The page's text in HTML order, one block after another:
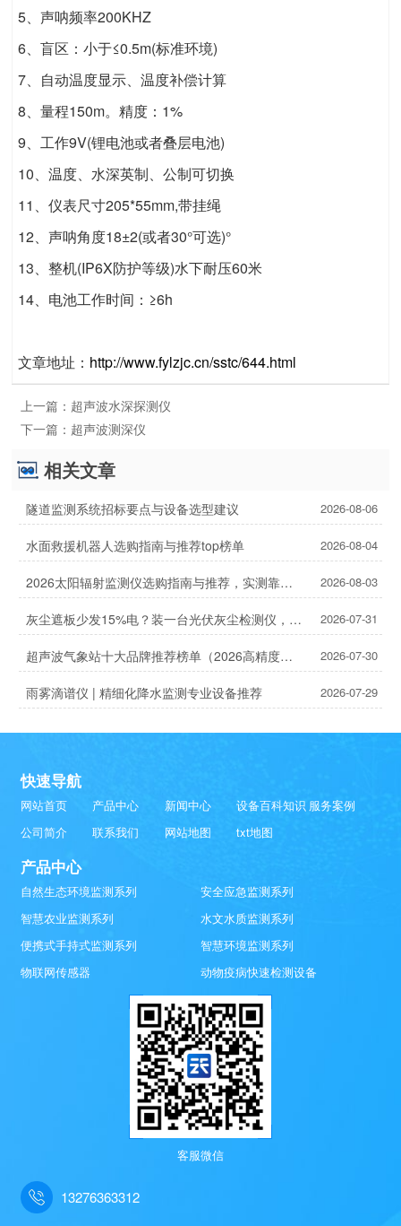
5、声呐频率200KHZ
6、盲区：小于≤0.5m(标准环境)
7、自动温度显示、温度补偿计算
8、量程150m。精度：1%
9、工作9V(锂电池或者叠层电池)
10、温度、水深英制、公制可切换
11、仪表尺寸205*55mm,带挂绳
12、声呐角度18±2(或者30°可选)°
13、整机(IP6X防护等级)水下耐压60米
14、电池工作时间：≥6h
文章地址： http://www.fylzjc.cn/sstc/644.html
上一篇： 超声波水深探测仪
下一篇： 超声波测深仪
相关文章
隧道监测系统招标要点与设备选型建议 2026-08-06
水面救援机器人选购指南与推荐top榜单 2026-08-04
2026太阳辐射监测仪选购指南与推荐，实测靠谱！ 2026-08-03
灰尘遮板少发15%电？装一台光伏灰尘检测仪，提升发电效率，清洗成本省20% 2026-07-31
超声波气象站十大品牌推荐榜单（2026高精度气象监测TOP10） 2026-07-30
雨雾滴谱仪 | 精细化降水监测专业设备推荐 2026-07-29
快速导航
网站首页 产品中心 新闻中心 设备百科知识 服务案例
公司简介
联系我们 网站地图 txt地图
产品中心
自然生态环境监测系列
安全应急监测系列
智慧农业监测系列
水文水质监测系列
便携式手持式监测系列
智慧环境监测系列
物联网传感器
动物疫病快速检测设备
客服微信
13276363312